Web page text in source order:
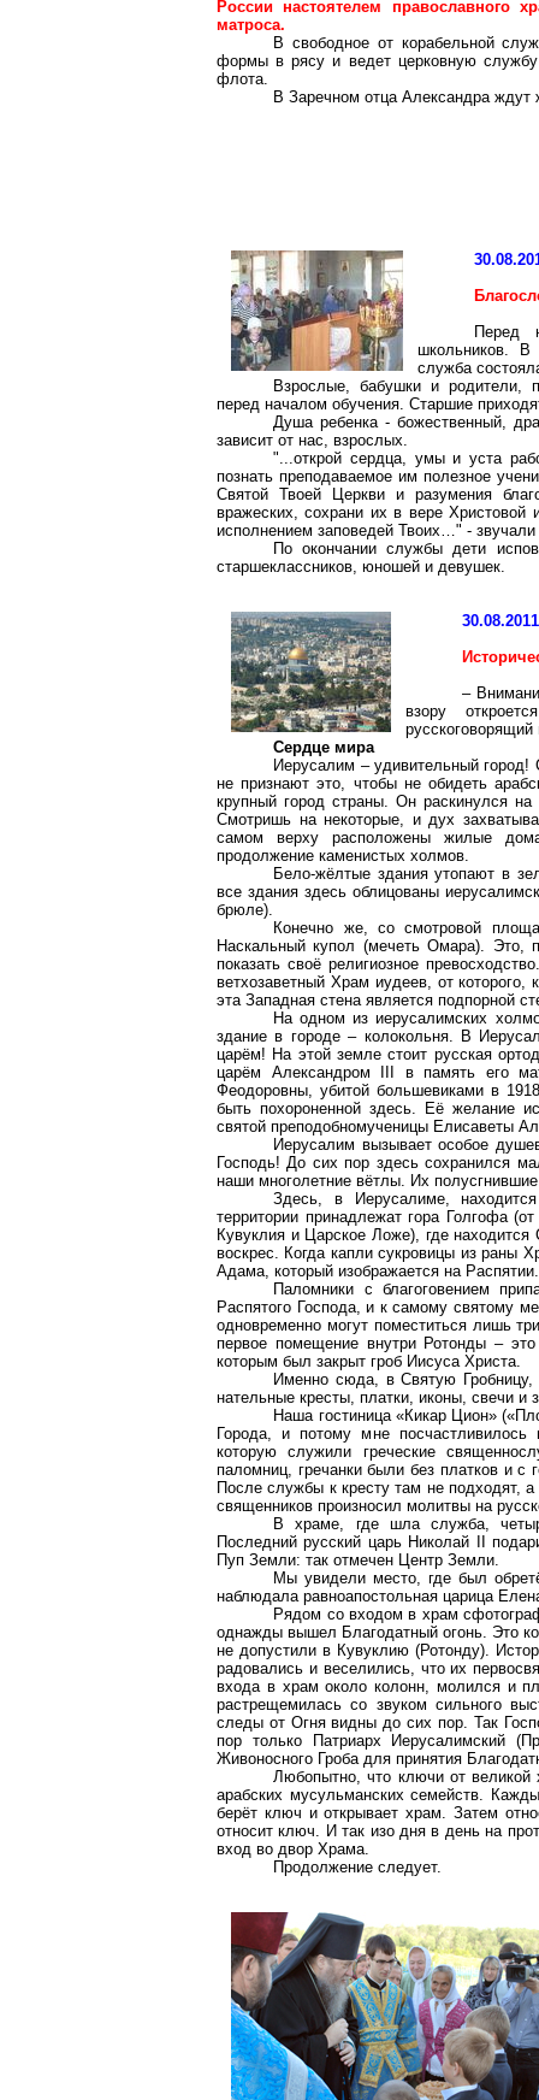
России настоятелем православного
матроса.
В свободное от корабельной
формы в рясу и ведет церковную службу
флота.
ВЗаречном отца Александра ждут
Перед
школьников. В
служба
Взрослые, бабушки и родители,
перед началом обучения. Старшие
Душа ребенка - божественный,
зависит от нас, взрослых.
"...открой сердца, умы и уста
познать преподаваемое им полезное
Святой Твоей Церкви и разумения
вражеских, сохрани их в вере
исполнением заповедей Твоих…" -
По окончании службы дети
старшеклассников, юношей и девушек.
30.08.2011
–
взору
русскоговорящий
Сердце мира
Иерусалим – удивительный
не признают это, чтобы не обидеть
крупный город страны. Он раскинулся
Смотришь на некоторые, и дух
самом верху расположены жилые
продолжение каменистых холмов.
Бело-жёлтые здания утопают в
все здания здесь облицованы
брюле).
Конечно же, со смотровой
Наскальный купол (мечеть Омара). Это,
показать своё религиозное
ветхозаветный Храм иудеев, от
эта Западная стена является подпорной
На одном из иерусалимских
здание в городе – колокольня. В
царём! На этой земле стоит русская
царём Александром III в память его
Феодоровны, убитой большевиками в
быть похороненной здесь. Её желание
святой преподобномученицы Елисаветы
Иерусалим вызывает особое
Господь! До сих пор здесь сохранился
наши многолетние вётлы. Их
Здесь, в Иерусалиме,
территории принадлежат гора Голгофа
Кувуклия и Царское Ложе), где находится
воскрес. Когда капли сукровицы из раны
Адама, который изображается на Распятии.
Паломники с благоговением
Распятого Господа, и к самому святому
одновременно могут поместиться лишь
первое помещение внутри Ротонды –
которым был закрыт гроб Иисуса Христа.
Именно сюда, в Святую
нательные кресты, платки, иконы, свечи и
Наша гостиница «Кикар Цион»
Города, и потому мне посчастливилось
которую служили греческие
паломниц, гречанки были без платков и
После службы к кресту там не подходят,
священников произносил молитвы на
В храме, где шла служба,
Последний русский царь Николай II
Пуп Земли: так отмечен Центр Земли.
Мы увидели место, где был
наблюдала равноапостольная царица
Рядом совходом в храм
однажды вышел Благодатный огонь. Это
не допустили в Кувуклию (Ротонду).
радовались и веселились, что их
входа в храм около колонн, молился и
растрещемилась со звуком сильного
следы от Огня видны до сих пор. Так
пор только Патриарх Иерусалимский
Живоносного Гроба для принятия
Любопытно, что ключи от великой
арабских мусульманских семейств.
берёт ключ и открывает храм. Затем
относит ключ. И так изо дня в день на
вход во двор Храма.
Продолжение следует.